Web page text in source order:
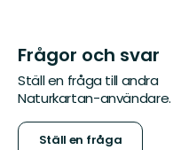
Frågor och svar
Ställ en fråga till andra
Naturkartan-användare.
Ställ en fråga